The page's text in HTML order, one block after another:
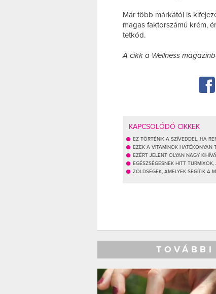
Már több márkától is
magas faktorszámú krém,
tetkód.
A cikk a Wellness
KAPCSOLÓDÓ CIKKEK
EZ TÖRTÉNIK A SZÍVEDDEL, HA
EZEK A VITAMINOK HATÉKONYAN
EZÉRT JELENT OLYAN NAGY
EGÉSZSÉGESNEK HITT
ZÖLDSÉGEK, AMELYEK SEGÍTIK A